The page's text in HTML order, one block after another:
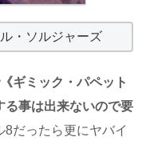
・ソルジャーズ
ギミック・パペット
る事は出来ないので要
8だったら更にヤバイ